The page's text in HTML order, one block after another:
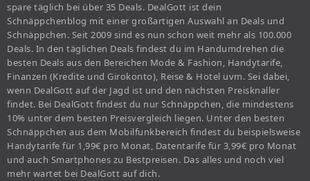
spare täglich bei über 35 Deals. DealGott ist dein
Schnäppchenblog mit einer großartigen Auswahl an Deals und
Schnäppchen. Seit 2009 sind es nun schon weit mehr als 100.000
Deals. In den täglichen Deals findest du im Handumdrehen die
besten Deals aus den Bereichen Mode & Fashion, Handytarife,
Finanzen (Kredite und Girokonto), Reise & Hotel uvm. Sei dabei,
wenn DealGott auf der Jagd ist und den nächsten Preisknaller
findet. Bei DealGott findest du nur Schnäppchen, die mindestens
10% unter dem besten Preisvergleich liegen. Unter den besten
Schnäppchen aus dem Mobilfunkbereich findest du beispielsweise
Handytarife für 1,99€ pro Monat, Datentarife für 3,99€ pro Monat
und auch Smartphones zu Bestpreisen. Das alles und noch viel
mehr wartet bei DealGott auf dich.